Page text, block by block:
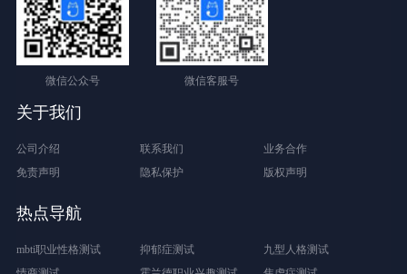
微信公众号 微信客服号
关于我们
公司介绍 联系我们
业务合作
免责声明
隐私保护 版权声明
热点导航
mbti职业性格测试 抑郁症测试
九型人格测试